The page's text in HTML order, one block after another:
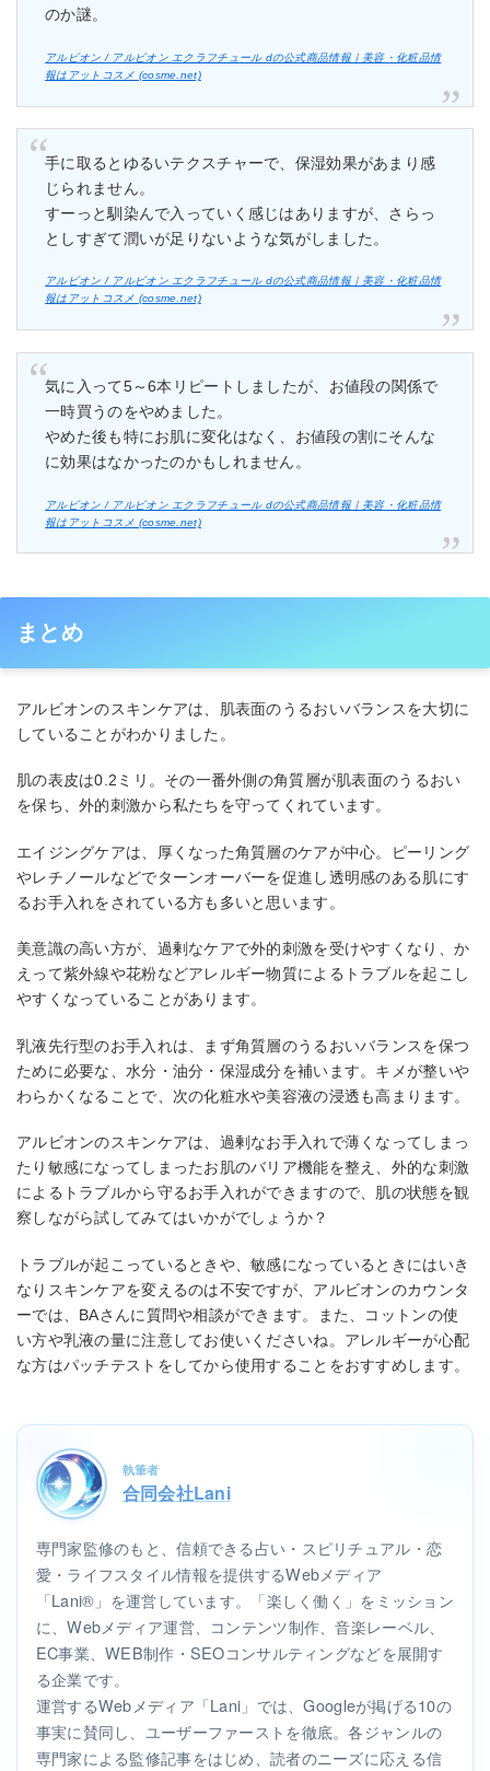
のか謎。
アルビオン / アルビオン エクラフチュール dの公式商品情報｜美容・化粧品情
報はアットコスメ (cosme.net)
手に取るとゆるいテクスチャーで、保湿効果があまり感
じられません。
すーっと馴染んで入っていく感じはありますが、さらっ
としすぎて潤いが足りないような気がしました。
アルビオン / アルビオン エクラフチュール dの公式商品情報｜美容・化粧品情
報はアットコスメ (cosme.net)
気に入って5～6本リピートしましたが、お値段の関係で
一時買うのをやめました。
やめた後も特にお肌に変化はなく、お値段の割にそんな
に効果はなかったのかもしれません。
アルビオン / アルビオン エクラフチュール dの公式商品情報｜美容・化粧品情
報はアットコスメ (cosme.net)
まとめ
アルビオンのスキンケアは、肌表面のうるおいバランスを大切に
していることがわかりました。
肌の表皮は0.2ミリ。その一番外側の角質層が肌表面のうるおい
を保ち、外的刺激から私たちを守ってくれています。
エイジングケアは、厚くなった角質層のケアが中心。ピーリング
やレチノールなどでターンオーバーを促進し透明感のある肌にす
るお手入れをされている方も多いと思います。
美意識の高い方が、過剰なケアで外的刺激を受けやすくなり、か
えって紫外線や花粉などアレルギー物質によるトラブルを起こし
やすくなっていることがあります。
乳液先行型のお手入れは、まず角質層のうるおいバランスを保つ
ために必要な、水分・油分・保湿成分を補います。キメが整いや
わらかくなることで、次の化粧水や美容液の浸透も高まります。
アルビオンのスキンケアは、過剰なお手入れで薄くなってしまっ
たり敏感になってしまったお肌のバリア機能を整え、外的な刺激
によるトラブルから守るお手入れができますので、肌の状態を観
察しながら試してみてはいかがでしょうか？
トラブルが起こっているときや、敏感になっているときにはいき
なりスキンケアを変えるのは不安ですが、アルビオンのカウンタ
ーでは、BAさんに質問や相談ができます。また、コットンの使
い方や乳液の量に注意してお使いくださいね。アレルギーが心配
な方はパッチテストをしてから使用することをおすすめします。
執筆者
合同会社Lani
専門家監修のもと、信頼できる占い・スピリチュアル・恋
愛・ライフスタイル情報を提供するWebメディア
「Lani®」を運営しています。「楽しく働く」をミッション
に、Webメディア運営、コンテンツ制作、音楽レーベル、
EC事業、WEB制作・SEOコンサルティングなどを展開す
る企業です。
運営するWebメディア「Lani」では、Googleが掲げる10の
事実に賛同し、ユーザーファーストを徹底。各ジャンルの
専門家による監修記事をはじめ、読者のニーズに応える信